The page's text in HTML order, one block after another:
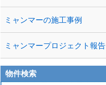
ミャンマーの施工事例
ミャンマープロジェクト報告
物件検索